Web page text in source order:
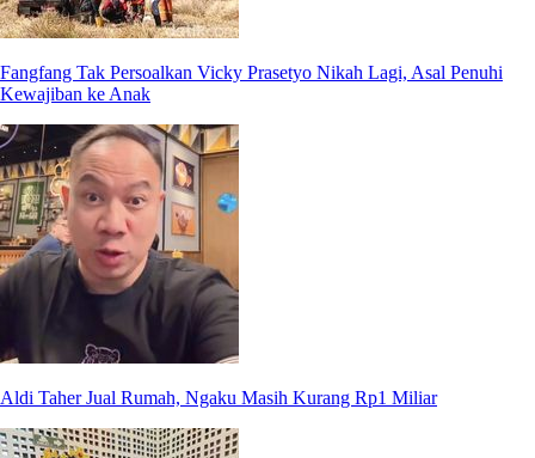
Fangfang Tak Persoalkan Vicky Prasetyo Nikah Lagi, Asal Penuhi
Kewajiban ke Anak
Aldi Taher Jual Rumah, Ngaku Masih Kurang Rp1 Miliar